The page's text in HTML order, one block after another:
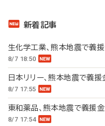
新着記事
生化学工業、熊本地震で義
8/7 18:50
日本リリー、熊本地震で義
8/7 17:55
東和薬品、熊本地震で義援
8/7 17:54